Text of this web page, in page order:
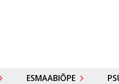
ESMAABIÕPE